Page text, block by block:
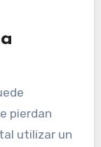
pierdan
utilizar un